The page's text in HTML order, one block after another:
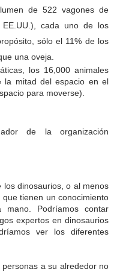
de 522 vagones de
cada uno de los
sólo el 11% de los
una oveja.
los 16,000 animales
la mitad del espacio en el
para moverse).
de la organización
dinosaurios, o al menos
tienen un conocimiento
mano. Podríamos contar
expertos en dinosaurios
ver los diferentes
a su alrededor no